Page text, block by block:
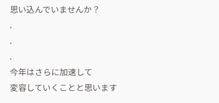
思い込んでいませんか？
.
.
.
今年はさらに加速して
変容していくことと思います